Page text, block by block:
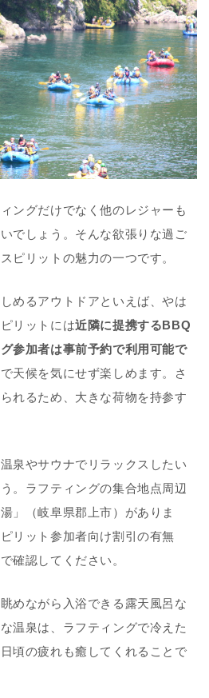
ングだけでなく他のレジャーも
でしょう。そんな欲張りな過ご
ピリットの魅力の一つです。
めるアウトドアといえば、やは
リットには近隣に提携するBBQ
参加者は事前予約で利用可能で
天候を気にせず楽しめます。さ
れるため、大きな荷物を持参す
泉やサウナでリラックスしたい
。ラフティングの集合地点周辺
」（岐阜県郡上市）がありま
リット参加者向け割引の有無
確認してください。
めながら入浴できる露天風呂な
温泉は、ラフティングで冷えた
頃の疲れも癒してくれることで